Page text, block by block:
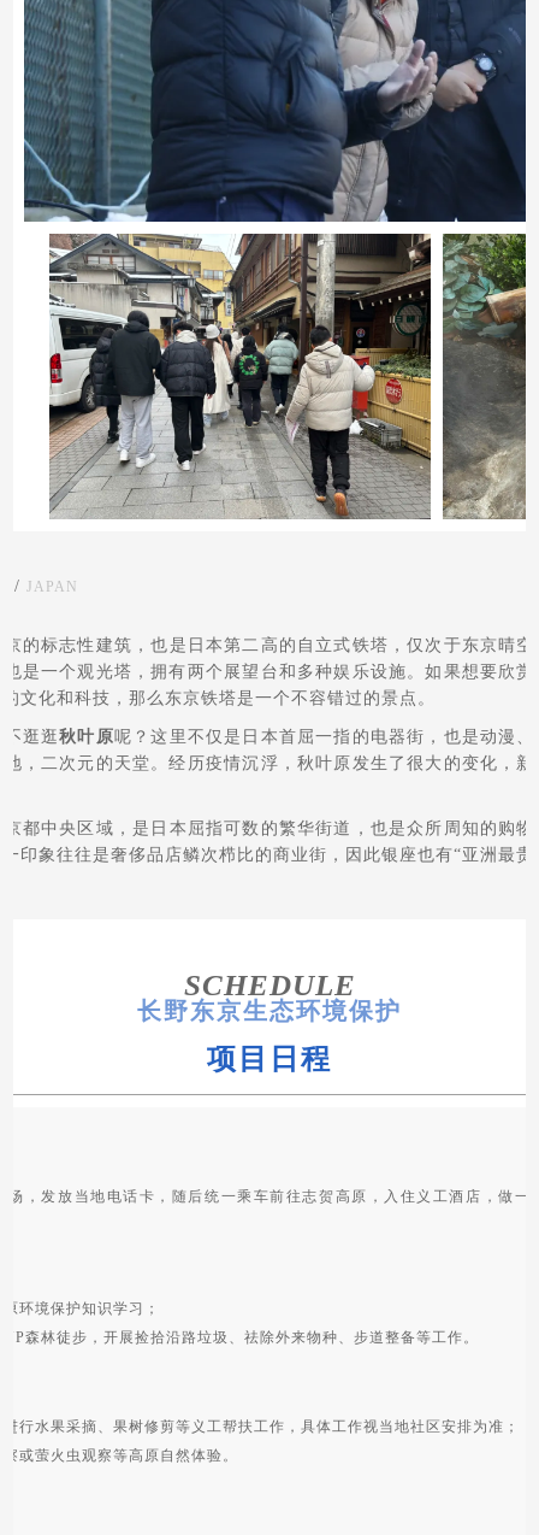
/JAPAN
京的标志性建筑，也是日本第二高的自立式铁塔，仅次于东京晴
是一个观光塔，拥有两个展望台和多种娱乐设施。如果想要欣
文化和科技，那么东京铁塔是一个不容错过的景点。
不逛逛秋叶原呢？这里不仅是日本首屈一指的电器街，也是动漫
，二次元的天堂。经历疫情沉浮，秋叶原发生了很大的变化，
京都中央区域，是日本屈指可数的繁华街道，也是众所周知的购
印象往往是奢侈品店鳞次栉比的商业街，因此银座也有“亚洲最贵
SCHEDULE
长野东京生态环境保护
项目日程
场，发放当地电话卡，随后统一乘车前往志贺高原，入住义工酒店，做一
环境保护知识学习；
森林徒步，开展捡拾沿路垃圾、祛除外来物种、步道整备等工作。
行水果采摘、果树修剪等义工帮扶工作，具体工作视当地社区安排为准；
或萤火虫观察等高原自然体验。